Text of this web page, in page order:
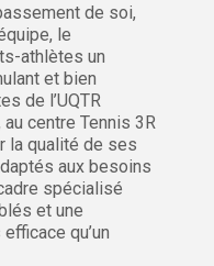
de soi,
le
athlètes un
et bien
de l’UQTR
centre Tennis 3R
la qualité de ses
aux besoins
spécialisé
et une
qu’un